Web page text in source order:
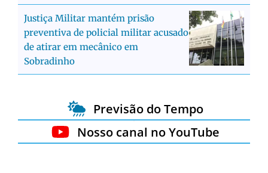
Justiça Militar mantém prisão
preventiva de policial militar acusado
de atirar em mecânico em
Sobradinho
Previsão do Tempo
Nosso canal no YouTube